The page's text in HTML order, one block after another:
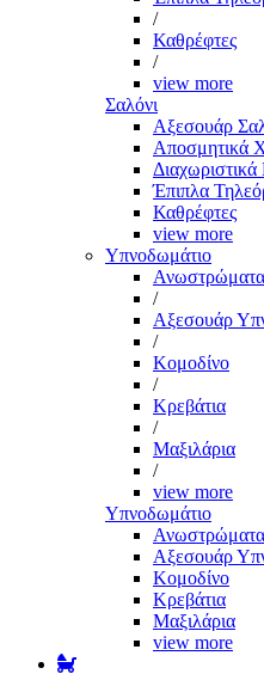
/
Καθρέφτες
/
view more
Σαλόνι
Αξεσουάρ
Αποσμητικά
Έπιπλα
Καθρέφτες
view more
Υπνοδωμάτιο
Ανωστρώματα
/
Αξεσουάρ
/
Κομοδίνο
/
Κρεβάτια
/
Μαξιλάρια
/
view more
Υπνοδωμάτιο
Ανωστρώματα
Αξεσουάρ
Κομοδίνο
Κρεβάτια
Μαξιλάρια
view more